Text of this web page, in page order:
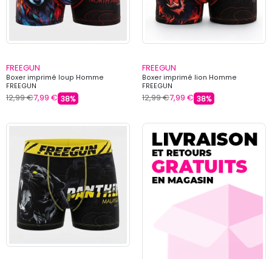
FREEGUN
Boxer imprimé loup Homme
FREEGUN
12,99 €7,99 € 38%
FREEGUN
Boxer imprimé lion Homme
FREEGUN
12,99 €7,99 € 38%